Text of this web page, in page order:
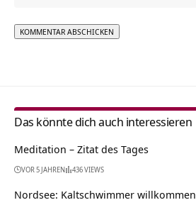
Das könnte dich auch interessieren
Meditation – Zitat des Tages
VOR 5 JAHREN 436 VIEWS
Nordsee: Kaltschwimmer willkommen